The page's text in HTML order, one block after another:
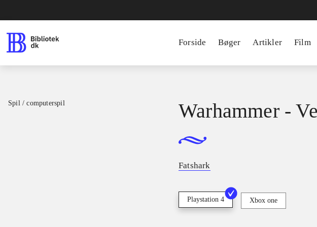
Forside Bøger Artikler Film
Spil / computerspil Warhammer -
Fatshark
Playstation 4 Xbox one